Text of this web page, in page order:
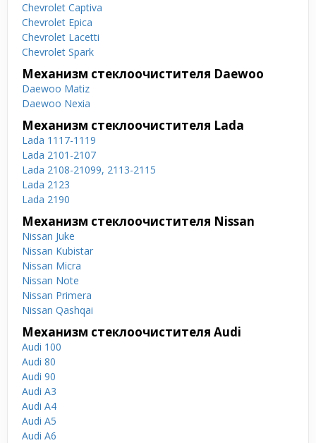
Chevrolet Captiva
Chevrolet Epica
Chevrolet Lacetti
Chevrolet Spark
Механизм стеклоочистителя Daewoo
Daewoo Matiz
Daewoo Nexia
Механизм стеклоочистителя Lada
Lada 1117-1119
Lada 2101-2107
Lada 2108-21099, 2113-2115
Lada 2123
Lada 2190
Механизм стеклоочистителя Nissan
Nissan Juke
Nissan Kubistar
Nissan Micra
Nissan Note
Nissan Primera
Nissan Qashqai
Механизм стеклоочистителя Audi
Audi 100
Audi 80
Audi 90
Audi A3
Audi A4
Audi A5
Audi A6